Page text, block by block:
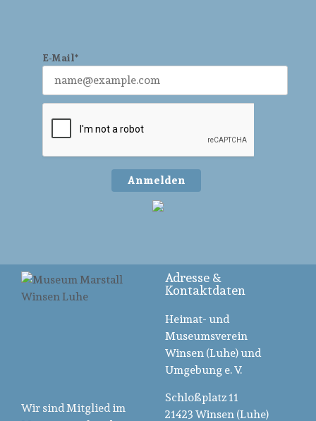
E-Mail*
Anmelden
Wir sind Mitglied im
Adresse &
Kontaktdaten
Heimat- und
Museumsverein
Winsen (Luhe) und
Umgebung e. V.
Schloßplatz 11
21423 Winsen (Luhe)